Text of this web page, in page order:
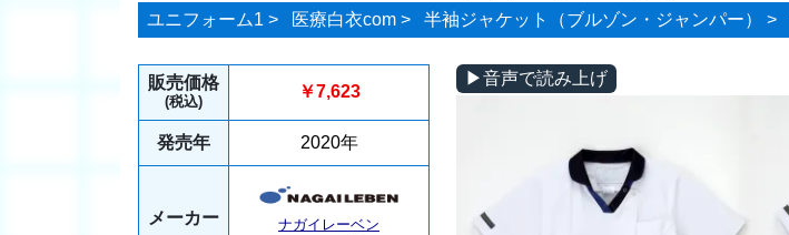
ユニフォーム1 > 医療白衣com > 半袖ジャケット（ブルゾン・ジャンパー） >
販売価格
(税込)
￥7,623
発売年 2020年
メーカー ナガイレーベン
▶音声で読み上げ